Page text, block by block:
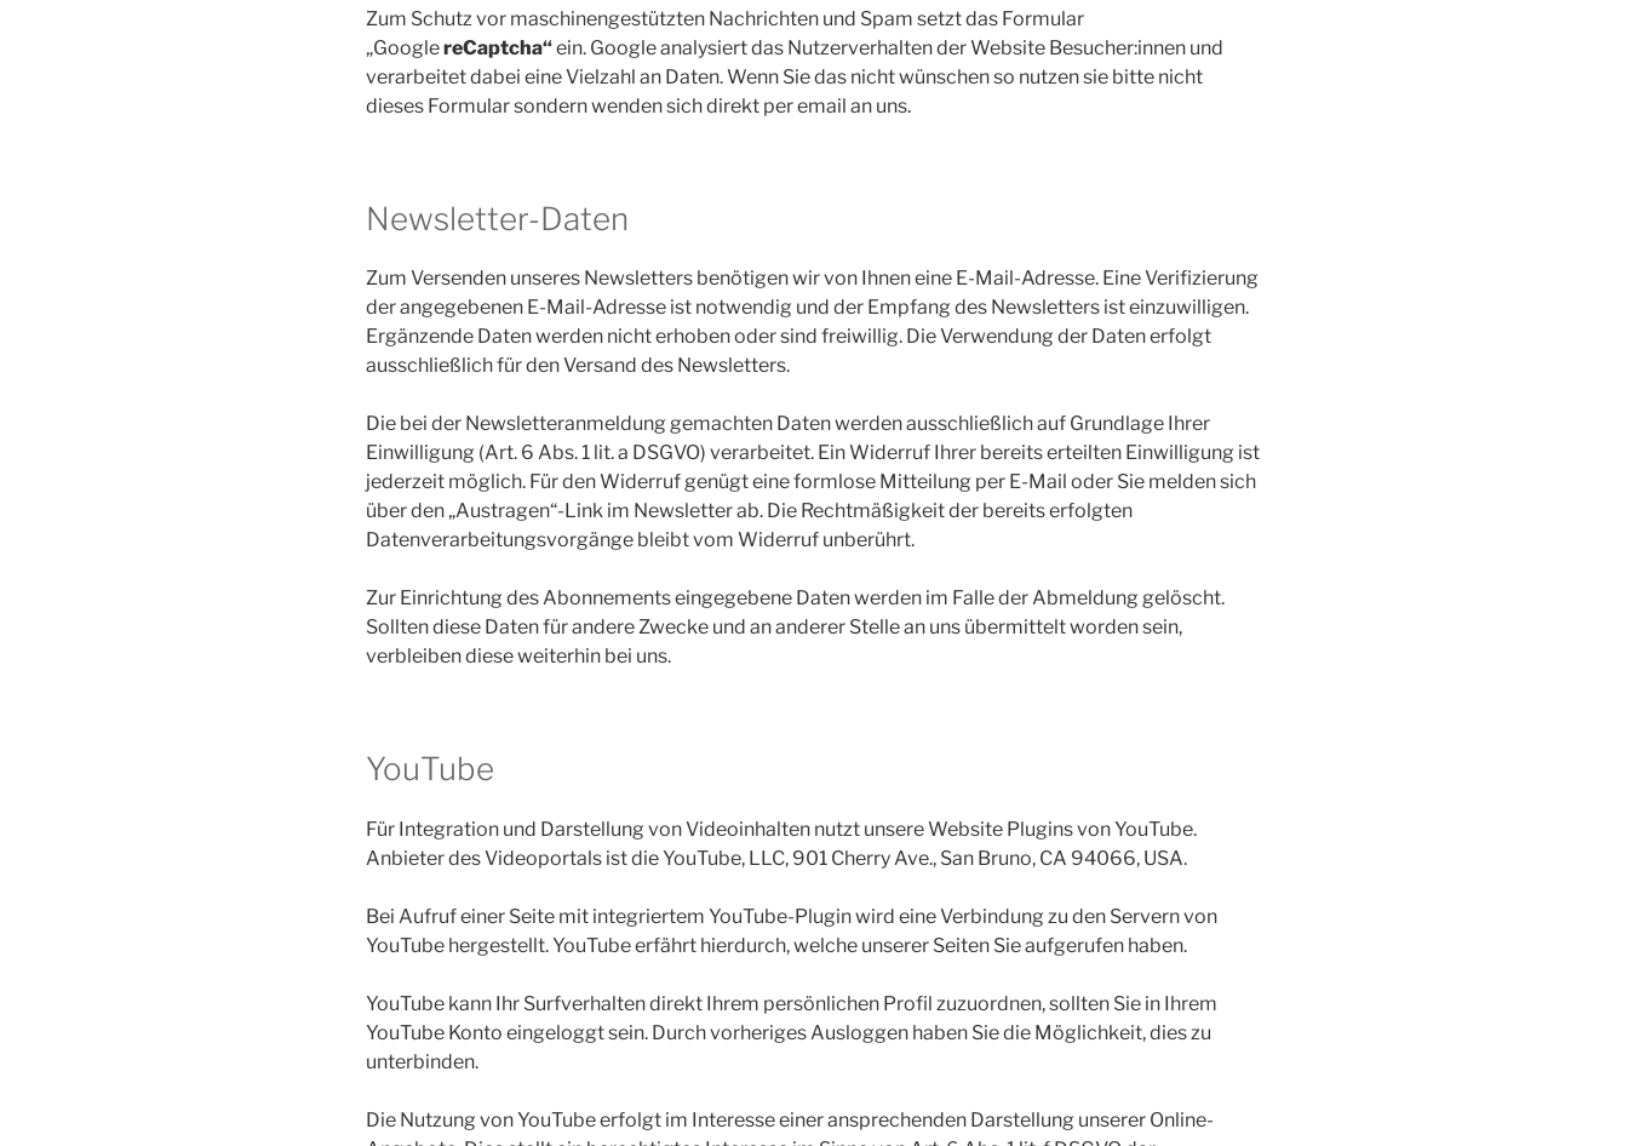
Zum Schutz vor maschinengestützten Nachrichten und Spam setzt das Formular
„GooglereCaptcha“ein. Google analysiert das Nutzerverhalten der Website Besucher:innen und
verarbeitet dabei eine Vielzahl an Daten. Wenn Sie das nicht wünschen so nutzen sie bitte nicht
dieses Formular sondern wenden sich direkt per email an uns.
Newsletter-Daten
Zum Versenden unseres Newsletters benötigen wir von Ihnen eine E-Mail-Adresse. Eine Verifizierung
der angegebenen E-Mail-Adresse ist notwendig und der Empfang des Newsletters ist einzuwilligen.
Ergänzende Daten werden nicht erhoben oder sind freiwillig. Die Verwendung der Daten erfolgt
ausschließlich für den Versand des Newsletters.
Die bei der Newsletteranmeldung gemachten Daten werden ausschließlich auf Grundlage Ihrer
Einwilligung (Art. 6 Abs. 1 lit. a DSGVO) verarbeitet. Ein Widerruf Ihrer bereits erteilten Einwilligung ist
jederzeit möglich. Für den Widerruf genügt eine formlose Mitteilung per E-Mail oder Sie melden sich
über den „Austragen“-Link im Newsletter ab. Die Rechtmäßigkeit der bereits erfolgten
Datenverarbeitungsvorgänge bleibt vom Widerruf unberührt.
Zur Einrichtung des Abonnements eingegebene Daten werden im Falle der Abmeldung gelöscht.
Sollten diese Daten für andere Zwecke und an anderer Stelle an uns übermittelt worden sein,
verbleiben diese weiterhin bei uns.
YouTube
Für Integration und Darstellung von Videoinhalten nutzt unsere Website Plugins von YouTube.
Anbieter des Videoportals ist die YouTube, LLC, 901 Cherry Ave., San Bruno, CA 94066, USA.
Bei Aufruf einer Seite mit integriertem YouTube-Plugin wird eine Verbindung zu den Servern von
YouTube hergestellt. YouTube erfährt hierdurch, welche unserer Seiten Sie aufgerufen haben.
YouTube kann Ihr Surfverhalten direkt Ihrem persönlichen Profil zuzuordnen, sollten Sie in Ihrem
YouTube Konto eingeloggt sein. Durch vorheriges Ausloggen haben Sie die Möglichkeit, dies zu
unterbinden.
Die Nutzung von YouTube erfolgt im Interesse einer ansprechenden Darstellung unserer Online-